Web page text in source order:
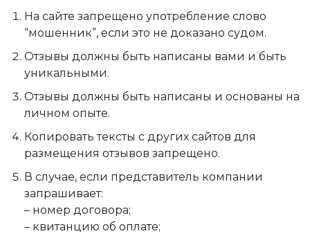
На сайте запрещено употребление слово
“мошенник”, если это не доказано судом.
Отзывы должны быть написаны вами и быть
уникальными.
Отзывы должны быть написаны и основаны на
личном опыте.
Копировать тексты с других сайтов для
размещения отзывов запрещено.
В случае, если представитель компании
запрашивает:
– номер договора;
– квитанцию об оплате;